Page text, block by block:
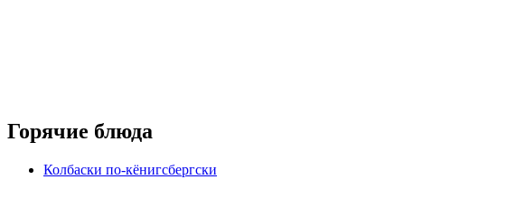
Горячие блюда
Колбаски по-кёнигсбергски